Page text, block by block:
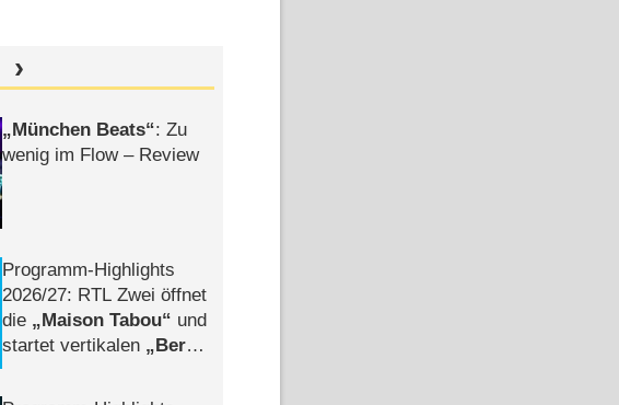
München Beats : Zu
wenig im Flow – Review
Programm-Highlights
2026/​27: RTL Zwei öffnet
die
Maison Tabou
und
startet vertikalen
Berlin